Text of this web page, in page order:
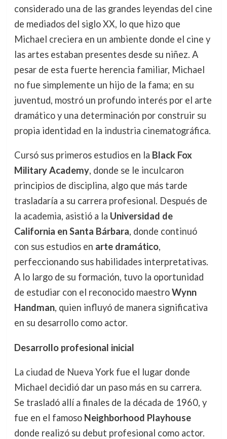
considerado una de las grandes leyendas del cine
de mediados del siglo XX, lo que hizo que
Michael creciera en un ambiente donde el cine y
las artes estaban presentes desde su niñez. A
pesar de esta fuerte herencia familiar, Michael
no fue simplemente un hijo de la fama; en su
juventud, mostró un profundo interés por el arte
dramático y una determinación por construir su
propia identidad en la industria cinematográfica.
Cursó sus primeros estudios en la Black Fox
Military Academy, donde se le inculcaron
principios de disciplina, algo que más tarde
trasladaría a su carrera profesional. Después de
la academia, asistió a la Universidad de
California en Santa Bárbara, donde continuó
con sus estudios en arte dramático,
perfeccionando sus habilidades interpretativas.
A lo largo de su formación, tuvo la oportunidad
de estudiar con el reconocido maestroWynn
Handman, quien influyó de manera significativa
en su desarrollo como actor.
Desarrollo profesional inicial
La ciudad de Nueva York fue el lugar donde
Michael decidió dar un paso más en su carrera.
Se trasladó allí a finales de la década de 1960, y
fue en el famoso Neighborhood Playhouse
donde realizó su debut profesional como actor.